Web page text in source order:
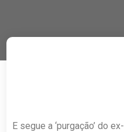
E segue a ‘purgação’ do